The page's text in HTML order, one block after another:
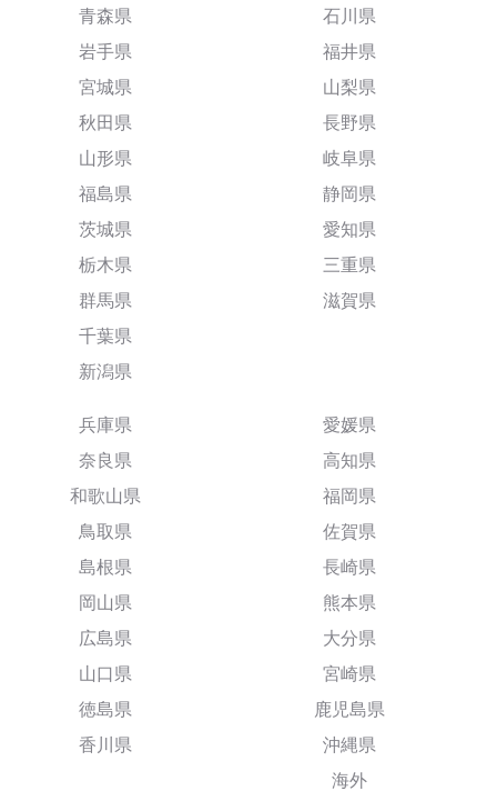
青森県
岩手県
宮城県
秋田県
山形県
福島県
茨城県
栃木県
群馬県
千葉県
新潟県
石川県
福井県
山梨県
長野県
岐阜県
静岡県
愛知県
三重県
滋賀県
兵庫県
奈良県
和歌山県
鳥取県
島根県
岡山県
広島県
山口県
徳島県
香川県
愛媛県
高知県
福岡県
佐賀県
長崎県
熊本県
大分県
宮崎県
鹿児島県
沖縄県
海外